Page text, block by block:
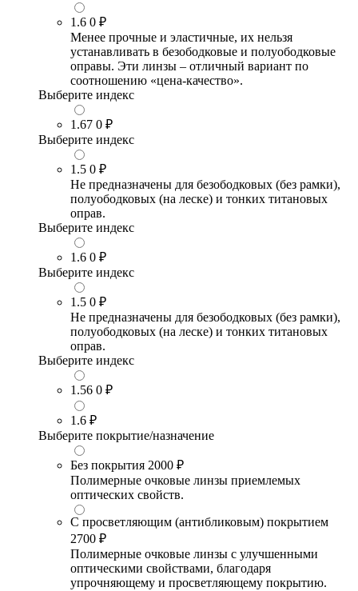
1.6 0 ₽
Менее прочные и эластичные, их нельзя
устанавливать в безободковые и полуободковые
оправы. Эти линзы – отличный вариант по
соотношению «цена-качество».
Выберите индекс
1.67 0 ₽
Выберите индекс
1.5 0 ₽
Не предназначены для безободковых (без рамки),
полуободковых (на леске) и тонких титановых
оправ.
Выберите индекс
1.6 0 ₽
Выберите индекс
1.5 0 ₽
Не предназначены для безободковых (без рамки),
полуободковых (на леске) и тонких титановых
оправ.
Выберите индекс
1.56 0 ₽
1.6 ₽
Выберите покрытие/назначение
Без покрытия 2000 ₽
Полимерные очковые линзы приемлемых
оптических свойств.
С просветляющим (антибликовым) покрытием
2700 ₽
Полимерные очковые линзы с улучшенными
оптическими свойствами, благодаря
упрочняющему и просветляющему покрытию.